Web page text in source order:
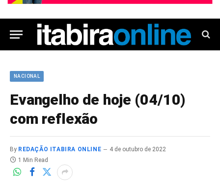
NACIONAL
Evangelho de hoje (04/10)
com reflexão
By REDAÇÃO ITABIRA ONLINE
4 de outubro de 2022
1 Min Read